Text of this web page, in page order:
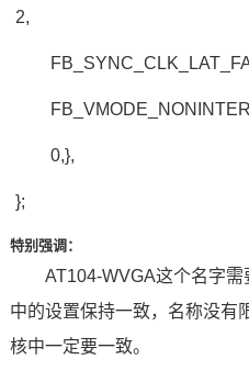
2,
0,},
};
特别强调：
AT104-WVGA这个名字
中的设置保持一致，名称没有
核中一定要一致。